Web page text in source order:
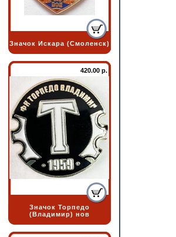
Значок Искара (Смоленск)
420.00 р.
Значок Торпедо
(Владимир) нов